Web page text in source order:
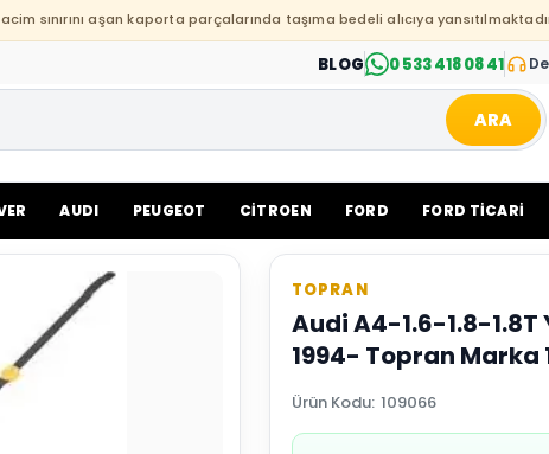
sınırını aşan kaporta parçalarında taşıma bedeli alıcıya
BLOG 0 533 418 08 41
ARA
AUDI PEUGEOT CİTROEN FORD FORD TİCARİ
TOPRAN
Audi A4-1.6-1.8-1.8T
1994- Topran Marka
Ürün Kodu: 109066